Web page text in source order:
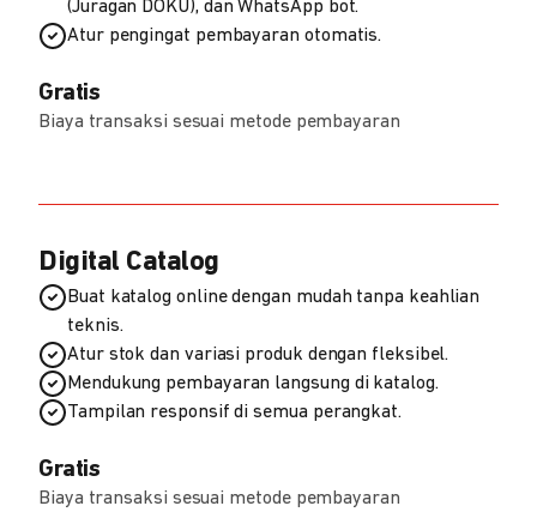
(Juragan DOKU), dan WhatsApp bot.
Atur pengingat pembayaran otomatis.
Gratis
Biaya transaksi sesuai metode pembayaran
Digital Catalog
Buat katalog online dengan mudah tanpa keahlian
teknis.
Atur stok dan variasi produk dengan fleksibel.
Mendukung pembayaran langsung di katalog.
Tampilan responsif di semua perangkat.
Gratis
Biaya transaksi sesuai metode pembayaran